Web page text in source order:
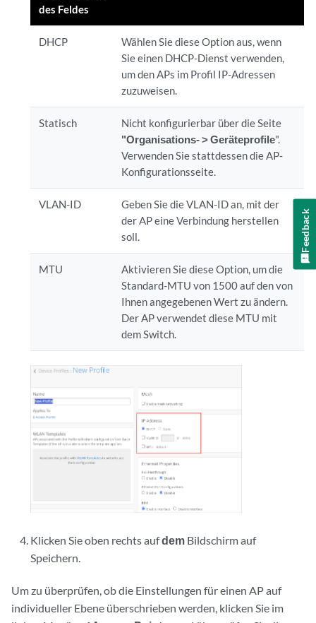
des Feldes
DHCP
Wählen Sie diese Option aus, wenn
Sie einen DHCP-Dienst verwenden,
um den APs im Profil IP-Adressen
zuzuweisen.
Statisch
Nicht konfigurierbar über die Seite
"Organisations- > Geräteprofile".
Verwenden Sie stattdessen die AP-
Konfigurationsseite.
VLAN-ID
Geben Sie die VLAN-ID an, mit der
der AP eine Verbindung herstellen
soll.
MTU
Aktivieren Sie diese Option, um die
Standard-MTU von 1500 auf den von
Ihnen angegebenen Wert zu ändern.
Der AP verwendet diese MTU mit
dem Switch.
Klicken Sie oben rechts aufdem Bildschirm auf
Speichern.
Um zu überprüfen, ob die Einstellungen für einen AP auf
individueller Ebene überschrieben werden, klicken Sie im
Feedback